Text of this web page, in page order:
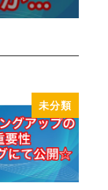
未分類